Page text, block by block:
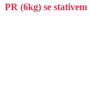
PR (6kg) se stativem